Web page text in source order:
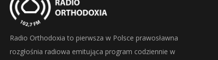
Radio Orthodoxia to pierwsza w Polsce prawosławna
rozgłośnia radiowa emitująca program codziennie w